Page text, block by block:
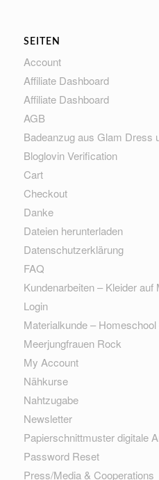
SEITEN
Account
Affiliate Dashboard
Affiliate Dashboard
AGB
Badeanzug aus Glam Dress
Bloglovin Verification
Cart
Checkout
Danke
Dateien herunterladen
Datenschutzerklärung
FAQ
Kundenarbeiten – Kleider auf
Login
Materialkunde –
Meerjungfrauen Rock
My Account
Nähkurse
Nahtzugabe
Newsletter
Papierschnittmuster digitale
Password Reset
Press/Media & Cooperations